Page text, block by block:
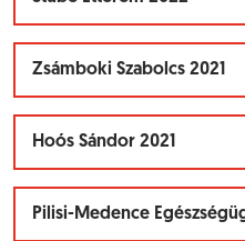
Zsámboki Szabolcs 2021
Hoós Sándor 2021
Pilisi-Medence